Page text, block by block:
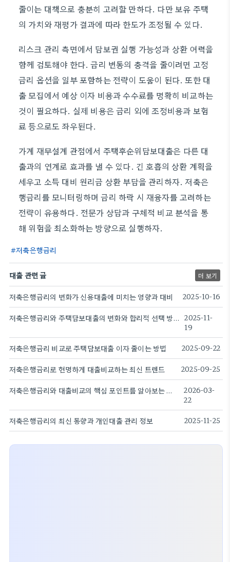
줄이는 대책으로 충분히 고려할 만하다. 다만 보유 주택
의 가치와 재평가 결과에 따라 한도가 조정될 수 있다.
리스크 관리 측면에서 담보권 실행 가능성과 상환 여력을
함께 검토해야 한다. 금리 변동의 충격을 줄이려면 고정
금리 옵션을 일부 포함하는 전략이 도움이 된다. 또한 대
출 모집에서 예상 이자 비용과 수수료를 명확히 비교하는
것이 필요하다. 실제 비용은 금리 외에 조정비용과 보험
료 등으로도 좌우된다.
가계 재무설계 관점에서 주택후순위담보대출은 다른 대
출과의 연계로 효과를 낼 수 있다. 긴 호흡의 상환 계획을
세우고 소득 대비 원리금 상환 부담을 관리하자. 저축은
행금리를 모니터링하며 금리 하락 시 재융자를 고려하는
전략이 유용하다. 전문가 상담과 구체적 비교 분석을 통
해 위험을 최소화하는 방향으로 실행하자.
저축은행금리
대출 관련 글 더 보기
저축은행금리의 변화가 신용대출에 미치는 영향과 대비 2025-10-16
저축은행금리와 주택담보대출의 변화와 합리적 선택 방법 2025-11-
19
저축은행금리 비교로 주택담보대출 이자 줄이는 방법 2025-09-22
저축은행금리로 현명하게 대출비교하는 최신 트렌드 2025-09-25
저축은행금리와 대출비교의 핵심 포인트를 알아보는 가이드
2026-03-
22
저축은행금리의 최신 동향과 개인대출 관리 정보 2025-11-25